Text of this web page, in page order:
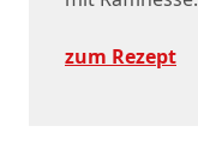
zum Rezept